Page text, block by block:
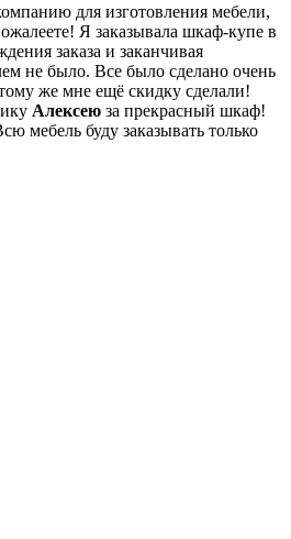
для изготовления мебели,
Я заказывала шкаф-купе в
заказа и заканчивая
не было. Все было сделано очень
же мне ещё скидку сделали!
Алексею за прекрасный шкаф!
мебель буду заказывать только